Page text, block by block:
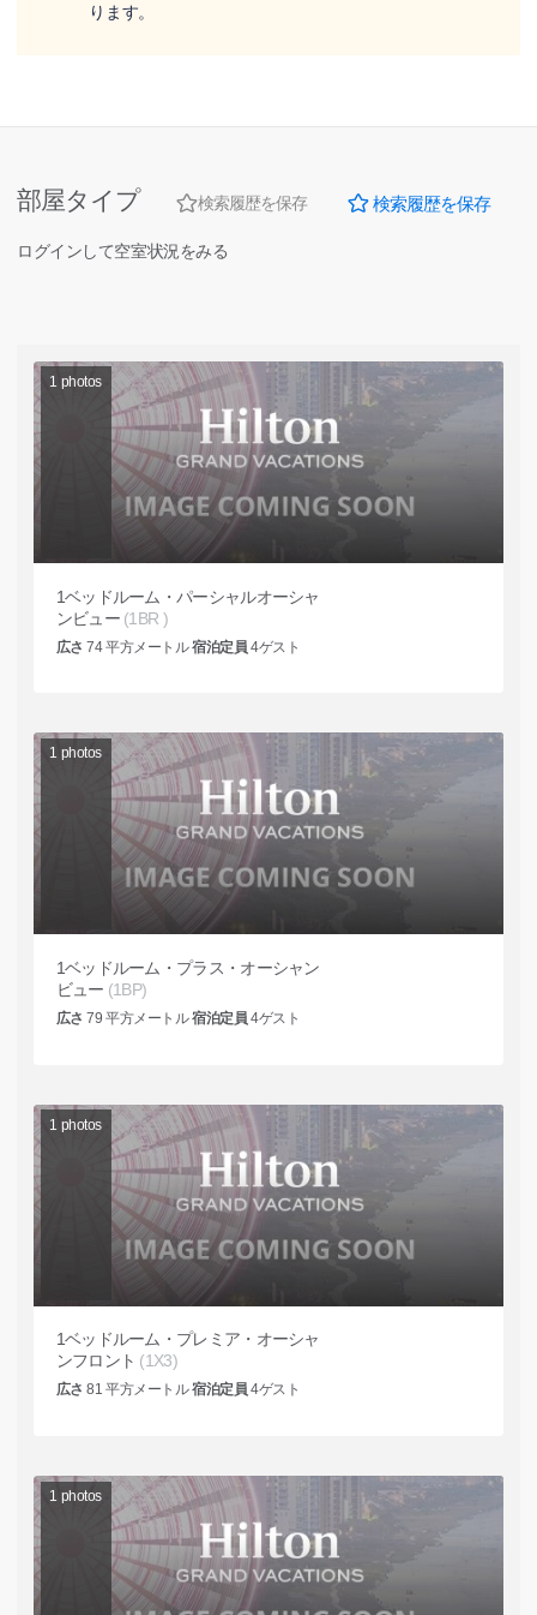
ります。
部屋タイプ 検索履歴を保存 検索履歴を保存
ログインして空室状況をみる
1 photos
1ベッドルーム・パーシャルオーシャ
ンビュー (1BR )
広さ 74平方メートル宿泊定員 4ゲスト
1 photos
1ベッドルーム・プラス・オーシャン
ビュー (1BP)
広さ 79 平方メートル宿泊定員 4ゲスト
1 photos
1ベッドルーム・プレミア・オーシャ
ンフロント (1X3)
広さ 81 平方メートル宿泊定員 4ゲスト
1 photos